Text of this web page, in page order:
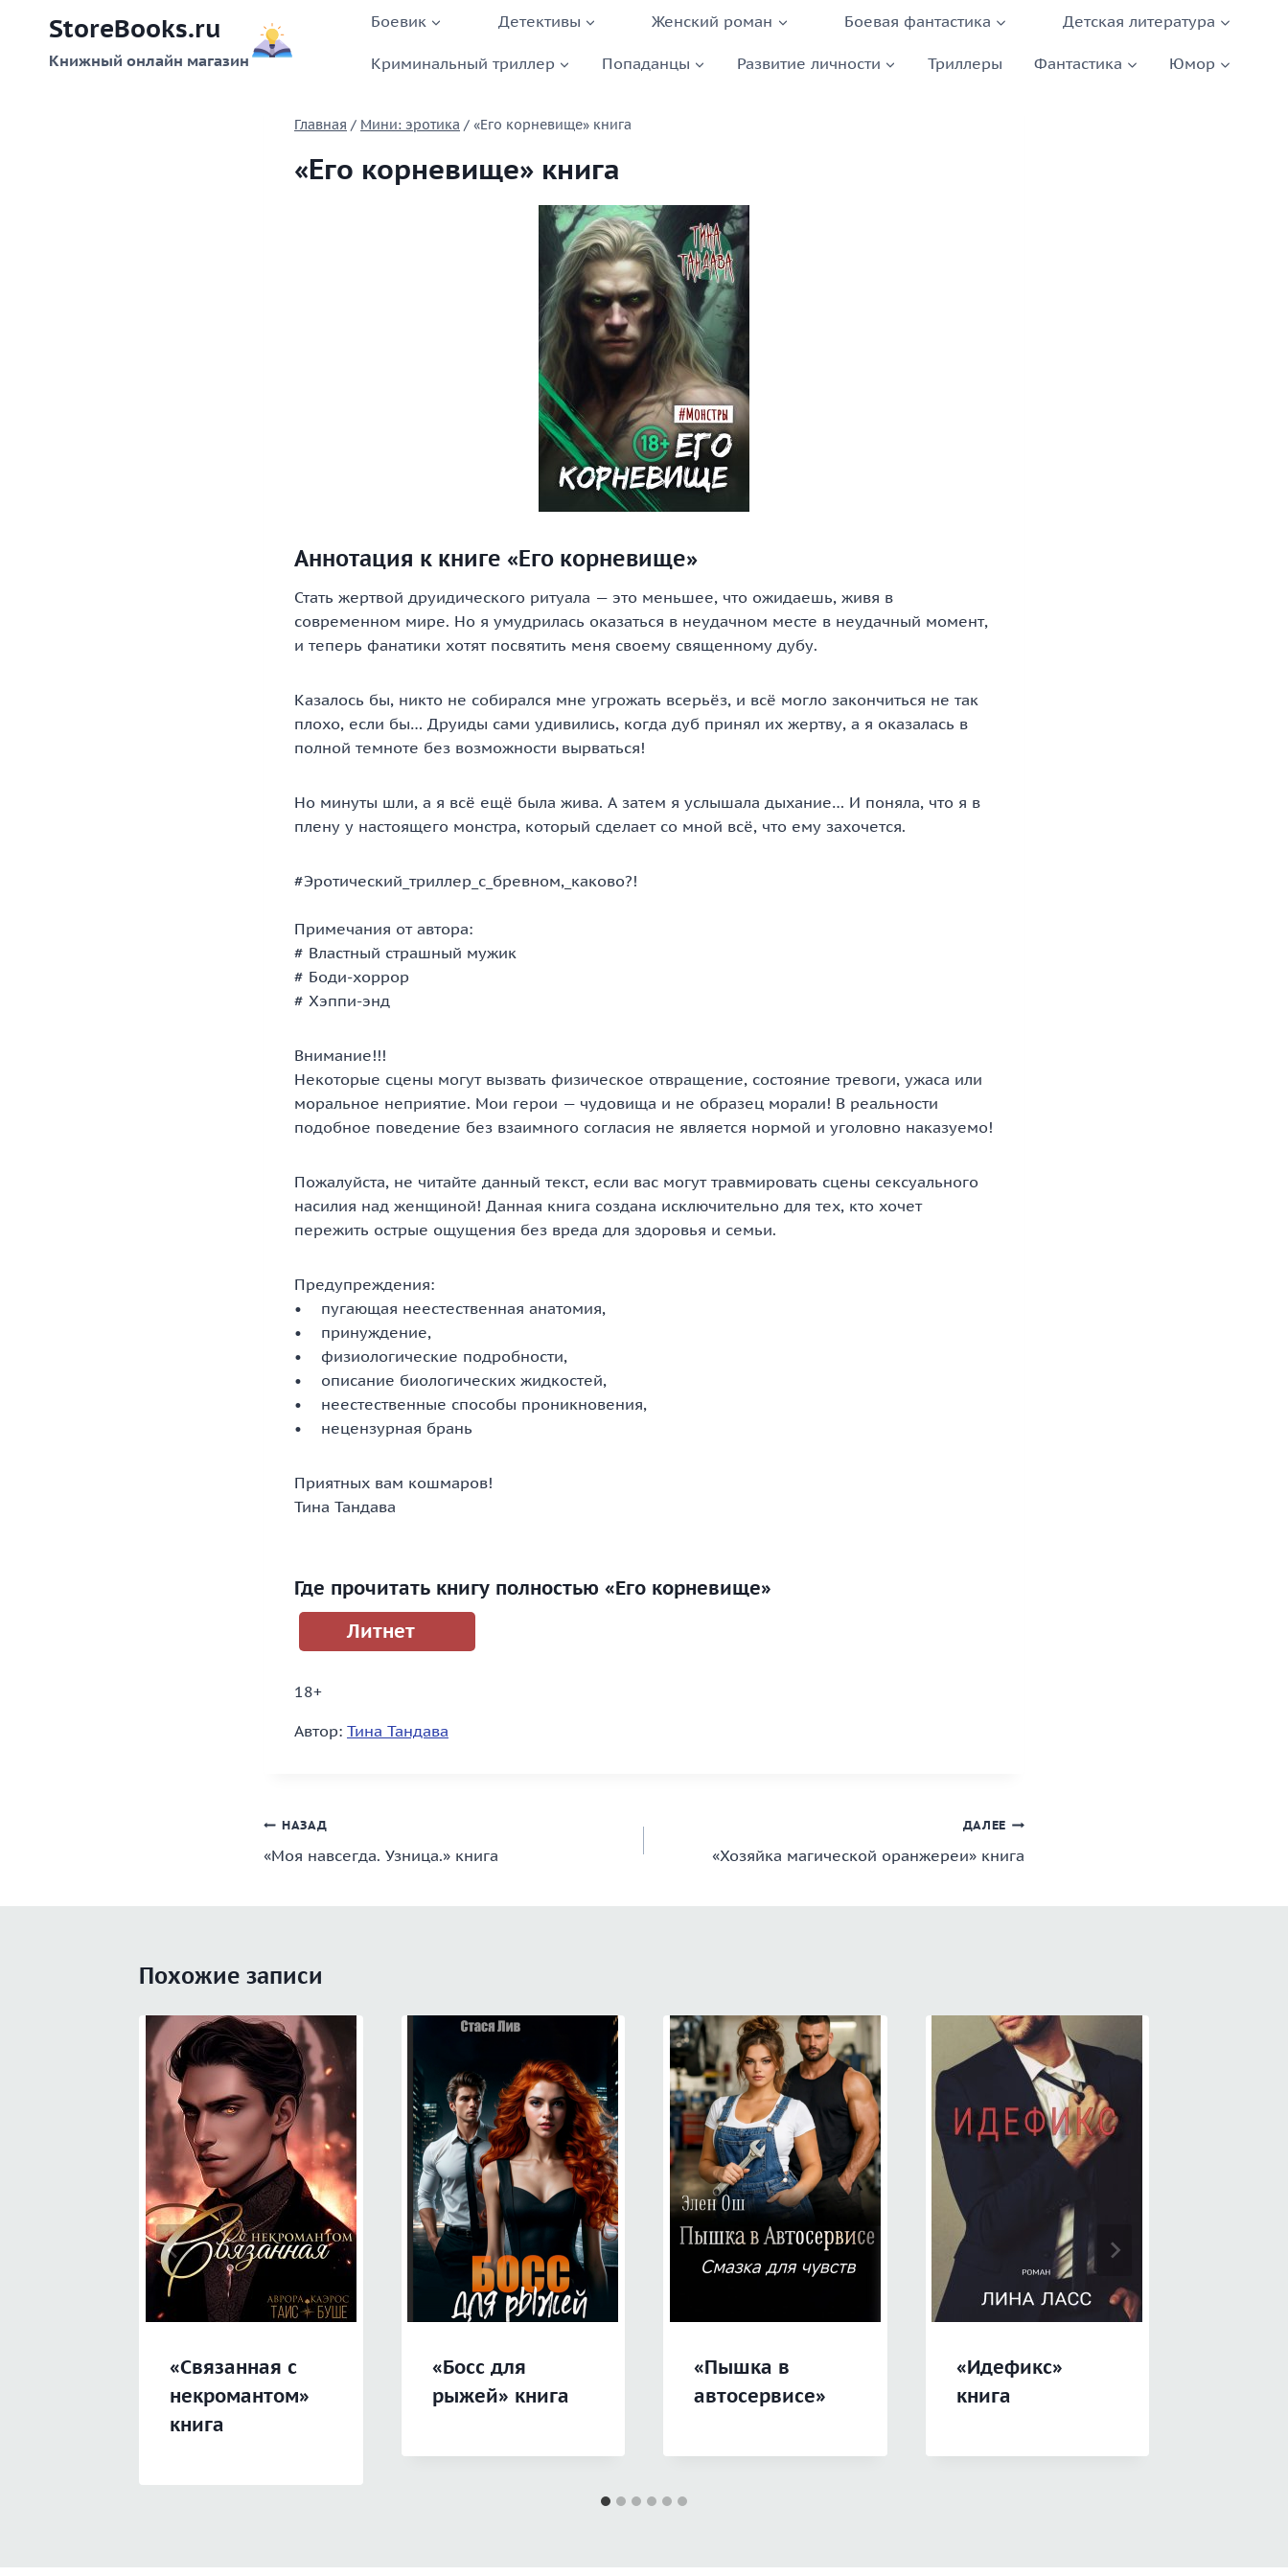
содержимому
StoreBooks.ru
Книжный онлайн магазин
Боевик Детективы Женский роман Боевая фантастика Детская литература
Криминальный триллер Попаданцы Развитие личности Триллеры Фантастика Юмор
Главная / Мини: эротика / «Его корневище» книга
«Его корневище» книга
Аннотация к книге «Его корневище»
Стать жертвой друидического ритуала — это меньшее, что ожидаешь, живя в
современном мире. Но я умудрилась оказаться в неудачном месте в неудачный момент,
и теперь фанатики хотят посвятить меня своему священному дубу.
Казалось бы, никто не собирался мне угрожать всерьёз, и всё могло закончиться не так
плохо, если бы… Друиды сами удивились, когда дуб принял их жертву, а я оказалась в
полной темноте без возможности вырваться!
Но минуты шли, а я всё ещё была жива. А затем я услышала дыхание… И поняла, что я в
плену у настоящего монстра, который сделает со мной всё, что ему захочется.
#Эротический_триллер_с_бревном,_каково?!
Примечания от автора:
# Властный страшный мужик
# Боди-хоррор
# Хэппи-энд
Внимание!!!
Некоторые сцены могут вызвать физическое отвращение, состояние тревоги, ужаса или
моральное неприятие. Мои герои — чудовища и не образец морали! В реальности
подобное поведение без взаимного согласия не является нормой и уголовно наказуемо!
Пожалуйста, не читайте данный текст, если вас могут травмировать сцены сексуального
насилия над женщиной! Данная книга создана исключительно для тех, кто хочет
пережить острые ощущения без вреда для здоровья и семьи.
Предупреждения:
• пугающая неестественная анатомия,
• принуждение,
• физиологические подробности,
• описание биологических жидкостей,
• неестественные способы проникновения,
• нецензурная брань
Приятных вам кошмаров!
Тина Тандава
Где прочитать книгу полностью «Его корневище»
Литнет
18+
Автор: Тина Тандава
Навигация
по
НАЗАД
«Моя навсегда. Узница.» книга
ДАЛЕЕ
«Хозяйка магической оранжереи» книга
Похожие записи
«Связанная с
некромантом»
книга
«Босс для
рыжей» книга
«Пышка в
автосервисе»
«Идефикс»
книга